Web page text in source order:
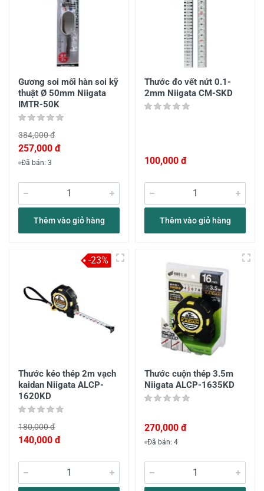
Gương soi mối hàn soi kỹ
thuật Ø 50mm Niigata
IMTR-50K
384,000 đ
257,000 đ
Đã bán: 3
Thêm vào giỏ hàng
Thước đo vết nứt 0.1-
2mm Niigata CM-SKD
100,000 đ
Thêm vào giỏ hàng
Thước kéo thép 2m vạch
kaidan Niigata ALCP-
1620KD
180,000 đ
140,000 đ
-23%
Thước cuộn thép 3.5m
Niigata ALCP-1635KD
270,000 đ
Đã bán: 4